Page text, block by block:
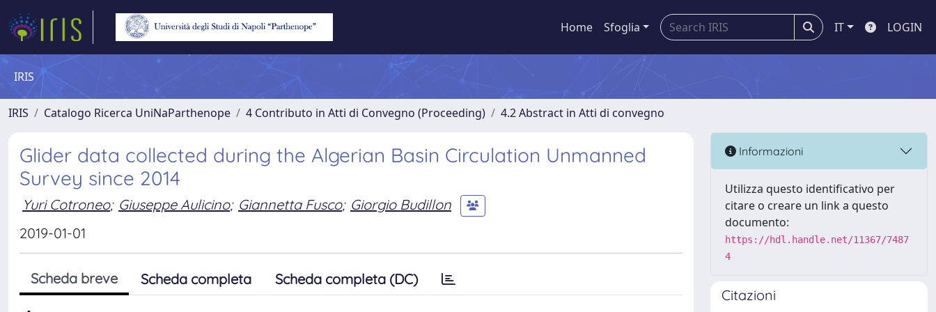
Home Sfoglia IT LOGIN
IRIS
IRIS Catalogo Ricerca UniNaParthenope 4 Contributo in Atti di Convegno (Proceeding) 4.2 Abstract in Atti di convegno
Glider data collected during the Algerian Basin Circulation Unmanned
Survey since 2014
Yuri Cotroneo; Giuseppe Aulicino; Giannetta Fusco; Giorgio Budillon
2019-01-01
Scheda breve Scheda completa Scheda completa (DC)
Informazioni
Utilizza questo identificativo per
citare o creare un link a questo
documento:
https://hdl.handle.net/11367/7487
4
Citazioni